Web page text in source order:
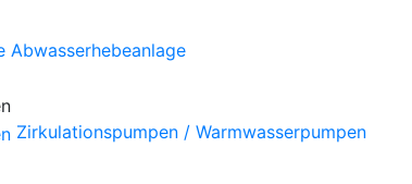
Abwasserhebeanlage
Zirkulationspumpen / Warmwasserpumpen